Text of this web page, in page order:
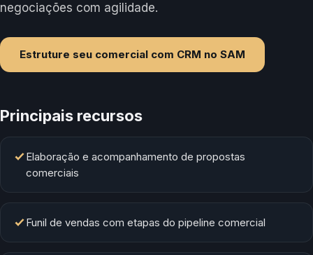
negociações com agilidade.
Estruture seu comercial com CRM no SAM
Principais recursos
Elaboração e acompanhamento de propostas
comerciais
Funil de vendas com etapas do pipeline comercial